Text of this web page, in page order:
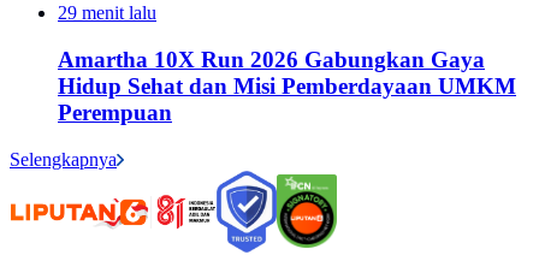
29 menit lalu
Amartha 10X Run 2026 Gabungkan Gaya
Hidup Sehat dan Misi Pemberdayaan UMKM
Perempuan
Selengkapnya